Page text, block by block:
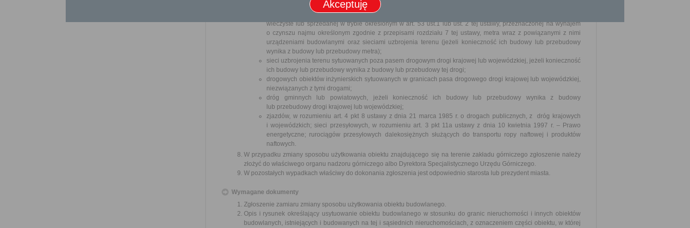
elektrowni wiatrowych; inwestycji na nieruchomości wchodzącej w skład Zasobu Nieruchomości, o którym mowa
ustawie z dnia 20 lipca 2017 r. o Krajowym Zasobie Nieruchomości (Dz. U. poz. 1529), oddanej w użytkowanie
wieczyste lub sprzedanej w trybie określonym w art. 53 ust.1 lub ust. 2 tej ustawy, przeznaczonej na wynajem
o czynszu najmu określonym zgodnie z przepisami rozdziału 7 tej ustawy, metra wraz z powiązanymi z nimi
urządzeniami budowlanymi oraz sieciami uzbrojenia terenu (jeżeli konieczność ich budowy lub przebudowy
wynika z budowy lub przebudowy metra);
sieci uzbrojenia terenu sytuowanych poza pasem drogowym drogi krajowej lub wojewódzkiej, jeżeli konieczność
ich budowy lub przebudowy wynika z budowy lub przebudowy tej drogi;
drogowych obiektów inżynierskich sytuowanych w granicach pasa drogowego drogi krajowej lub wojewódzkiej,
niezwiązanych z tymi drogami;
dróg gminnych lub powiatowych, jeżeli konieczność ich budowy lub przebudowy wynika z budowy
lub przebudowy drogi krajowej lub wojewódzkiej;
zjazdów, w rozumieniu art. 4 pkt 8 ustawy z dnia 21 marca 1985 r. o drogach publicznych, z dróg krajowych
i wojewódzkich; sieci przesyłowych, w rozumieniu art. 3 pkt 11a ustawy z dnia 10 kwietnia 1997 r. – Prawo
energetyczne; rurociągów przesyłowych dalekosiężnych służących do transportu ropy naftowej i produktów
naftowych.
W przypadku zmiany sposobu użytkowania obiektu znajdującego się na terenie zakładu górniczego zgłoszenie należy
złożyć do właściwego organu nadzoru górniczego albo Dyrektora Specjalistycznego Urzędu Górniczego.
W pozostałych wypadkach właściwy do dokonania zgłoszenia jest odpowiednio starosta lub prezydent miasta.
Wymagane dokumenty
Zgłoszenie zamiaru zmiany sposobu użytkowania obiektu budowlanego.
Opis i rysunek określający usytuowanie obiektu budowlanego w stosunku do granic nieruchomości i innych obiektów
budowlanych, istniejących i budowanych na tej i sąsiednich nieruchomościach, z oznaczeniem części obiektu, w której
Akceptuję